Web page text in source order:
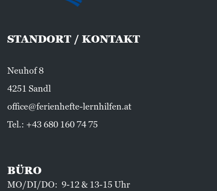
STANDORT / KONTAKT
Neuhof 8
4251 Sandl
office@ferienhefte-lernhilfen.at
Tel.: +43 680 160 74 75
BÜRO
MO/DI/DO: 9-12 & 13-15 Uhr